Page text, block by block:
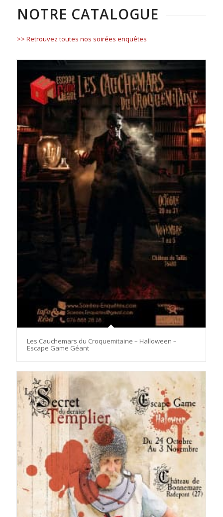
NOTRE CATALOGUE
>> Retrouvez toutes nos soirées enquêtes
Les Cauchemars du Croquemitaine – Halloween –
Escape Game Géant